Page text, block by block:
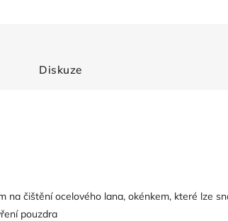
Diskuze
čištění ocelového lana, okénkem, které lze
pouzdra